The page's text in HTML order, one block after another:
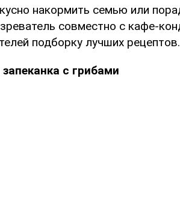
накормить семью или
совместно с кафе-
подборку лучших рецептов.
с грибами